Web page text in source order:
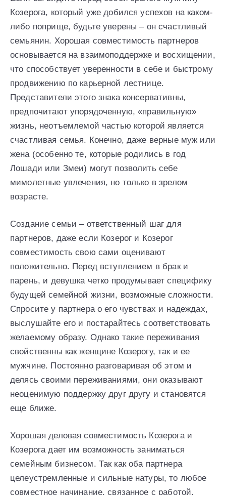
Козерога, который уже добился успехов на каком-
либо поприще, будьте уверены – он счастливый
семьянин. Хорошая совместимость партнеров
основывается на взаимоподдержке и восхищении,
что способствует уверенности в себе и быстрому
продвижению по карьерной лестнице.
Представители этого знака консервативны,
предпочитают упорядоченную, «правильную»
жизнь, неотъемлемой частью которой является
счастливая семья. Конечно, даже верные муж или
жена (особенно те, которые родились в год
Лошади или Змеи) могут позволить себе
мимолетные увлечения, но только в зрелом
возрасте.
Создание семьи – ответственный шаг для
партнеров, даже если Козерог и Козерог
совместимость свою сами оценивают
положительно. Перед вступлением в брак и
парень, и девушка четко продумывает специфику
будущей семейной жизни, возможные сложности.
Спросите у партнера о его чувствах и надеждах,
выслушайте его и постарайтесь соответствовать
желаемому образу. Однако такие переживания
свойственны как женщине Козерогу, так и ее
мужчине. Постоянно разговаривая об этом и
делясь своими переживаниями, они оказывают
неоценимую поддержку друг другу и становятся
еще ближе.
Хорошая деловая совместимость Козерога и
Козерога дает им возможность заниматься
семейным бизнесом. Так как оба партнера
целеустремленные и сильные натуры, то любое
совместное начинание, связанное с работой,